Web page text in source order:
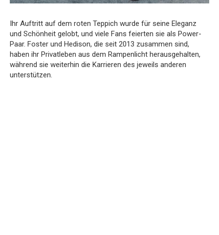
Ihr Auftritt auf dem roten Teppich wurde für seine Eleganz
und Schönheit gelobt, und viele Fans feierten sie als Power-
Paar. Foster und Hedison, die seit 2013 zusammen sind,
haben ihr Privatleben aus dem Rampenlicht herausgehalten,
während sie weiterhin die Karrieren des jeweils anderen
unterstützen.